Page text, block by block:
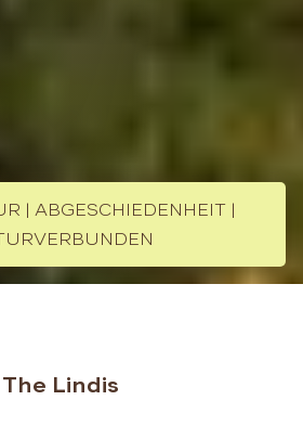
| ABGESCHIEDENHEIT |
The Lindis